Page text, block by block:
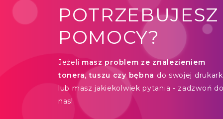
POTRZEBUJESZ
POMOCY?
Jeżeli masz problem ze znalezieniem
tonera, tuszu czy bębna do swojej
lub masz jakiekolwiek pytania - zadzwoń
nas!